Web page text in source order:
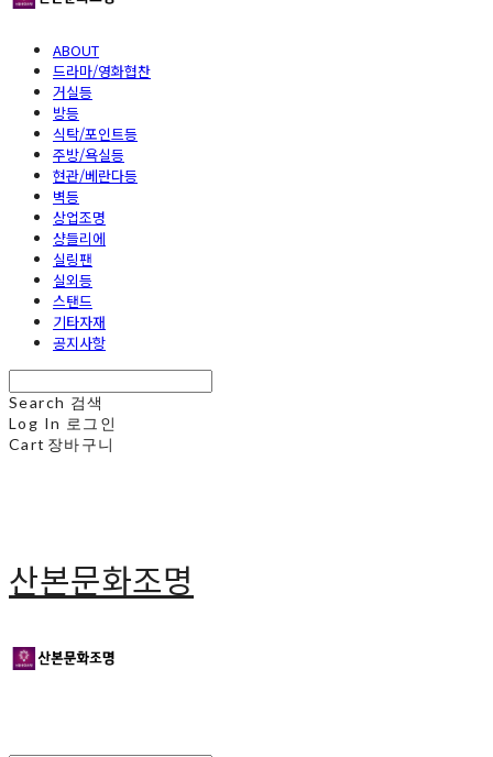
ABOUT
드라마/영화협찬
거실등
방등
식탁/포인트등
주방/욕실등
현관/베란다등
벽등
상업조명
샹들리에
실링팬
실외등
스탠드
기타자재
공지사항
Search 검색
Log In 로그인
Cart 장바구니
산본문화조명